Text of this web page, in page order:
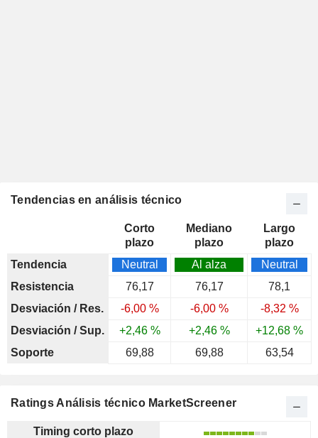
Tendencias en análisis técnico
Corto
plazo
Mediano
plazo
Largo
plazo
Tendencia
Neutral Al alza
Neutral
Resistencia
76,17 76,17
78,1
Desviación / Res.
-6,00 % -6,00 %
-8,32 %
Desviación / Sup.
+2,46 % +2,46 %
+12,68 %
Soporte
69,88 69,88 63,54
Ratings Análisis técnico MarketScreener
Timing corto plazo